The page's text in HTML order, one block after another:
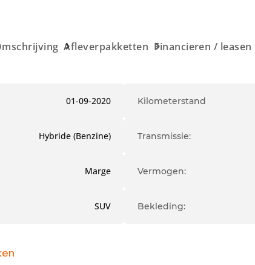
Afleverpakketten Financieren / leasen
01-09-2020 Kilometerstand
Hybride (Benzine) Transmissie:
Marge Vermogen:
SUV Bekleding: